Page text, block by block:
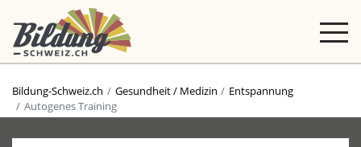
Bildung-Schweiz.ch Gesundheit / Medizin
Entspannung
Autogenes Training